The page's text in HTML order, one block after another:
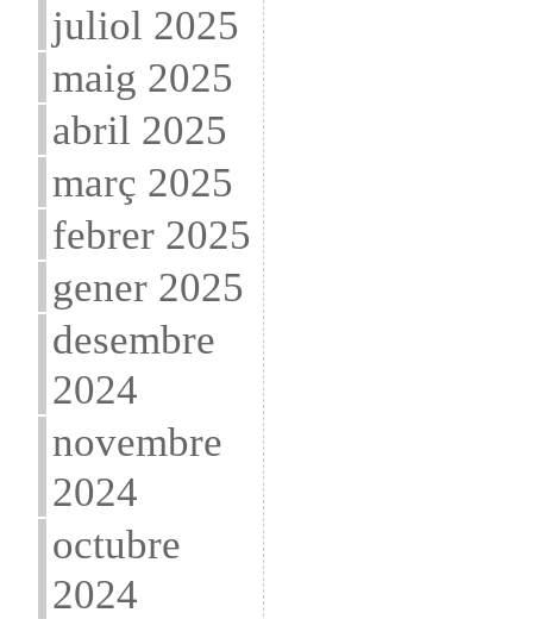
juliol 2025
maig 2025
abril 2025
març 2025
febrer 2025
gener 2025
desembre
2024
novembre
2024
octubre
2024